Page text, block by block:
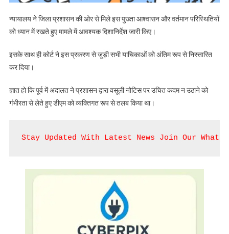
न्यायालय ने जिला प्रशासन की ओर से मिले इस पुख्ता आश्वासन और वर्तमान परिस्थितियों
को ध्यान में रखते हुए मामले में आवश्यक दिशानिर्देश जारी किए।
इसके साथ ही कोर्ट ने इस प्रकरण से जुड़ी सभी याचिकाओं को अंतिम रूप से निस्तारित
कर दिया।
ज्ञात हो कि पूर्व में अदालत ने प्रशासन द्वारा वसूली नोटिस पर उचित कदम न उठाने को
गंभीरता से लेते हुए डीएम को व्यक्तिगत रूप से तलब किया था।
Stay Updated With Latest News Join Our